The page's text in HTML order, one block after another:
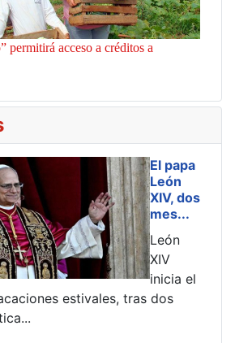
permitirá acceso a créditos a
El papa
León
XIV, dos
mes...
León
XIV
inicia el
dos
esquema de estafa